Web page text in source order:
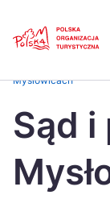
Česká
Dansk
Mysłowicach
Sąd